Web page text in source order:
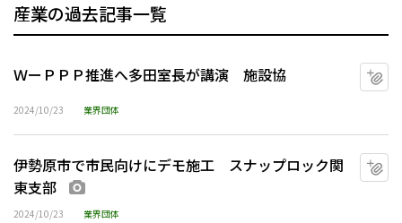
産業の過去記事一覧
ＷーＰＰＰ推進へ多田室長が講演 施設協
2024/10/23 業界団体
伊勢原市で市民向けにデモ施工 スナップロック関
東支部
2024/10/23 業界団体